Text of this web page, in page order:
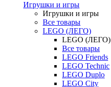
Игрушки и игры
Игрушки и игры
Все товары
LEGO (ЛЕГО)
LEGO (ЛЕГО)
Все товары
LEGO Friends
LEGO Technic
LEGO Duplo
LEGO City